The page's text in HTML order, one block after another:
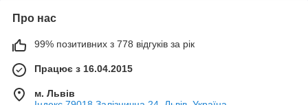
Про нас
99% позитивних з 778 відгуків за рік
Працює з 16.04.2015
м. Львів